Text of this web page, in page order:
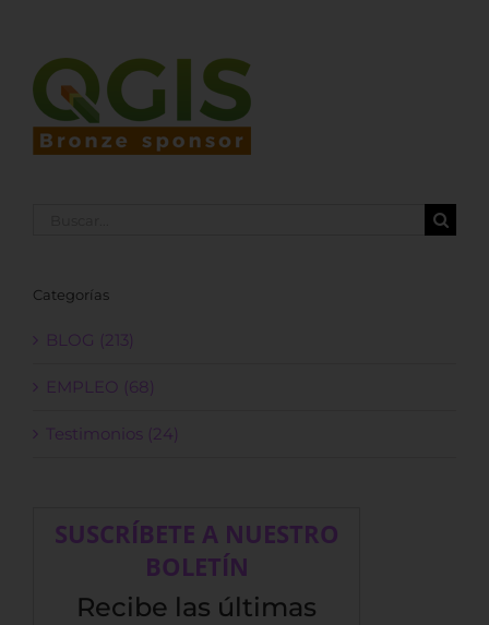
Categorías
BLOG (213)
EMPLEO (68)
Testimonios (24)
SUSCRÍBETE A NUESTRO
BOLETÍN
Recibe las últimas